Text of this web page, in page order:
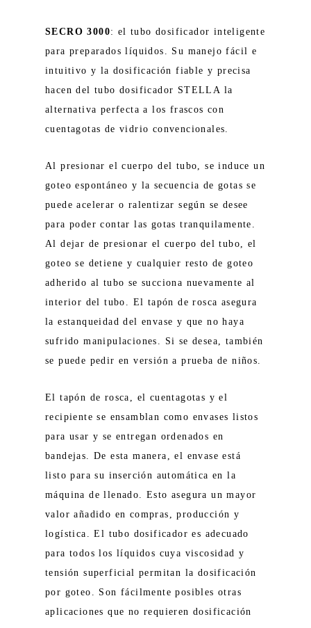
SECRO 3000: el tubo dosificador inteligente
para preparados líquidos. Su manejo fácil e
intuitivo y la dosificación fiable y precisa
hacen del tubo dosificador STELLA la
alternativa perfecta a los frascos con
cuentagotas de vidrio convencionales.
Al presionar el cuerpo del tubo, se induce un
goteo espontáneo y la secuencia de gotas se
puede acelerar o ralentizar según se desee
para poder contar las gotas tranquilamente.
Al dejar de presionar el cuerpo del tubo, el
goteo se detiene y cualquier resto de goteo
adherido al tubo se succiona nuevamente al
interior del tubo. El tapón de rosca asegura
la estanqueidad del envase y que no haya
sufrido manipulaciones. Si se desea, también
se puede pedir en versión a prueba de niños.
El tapón de rosca, el cuentagotas y el
recipiente se ensamblan como envases listos
para usar y se entregan ordenados en
bandejas. De esta manera, el envase está
listo para su inserción automática en la
máquina de llenado. Esto asegura un mayor
valor añadido en compras, producción y
logística. El tubo dosificador es adecuado
para todos los líquidos cuya viscosidad y
tensión superficial permitan la dosificación
por goteo. Son fácilmente posibles otras
aplicaciones que no requieren dosificación